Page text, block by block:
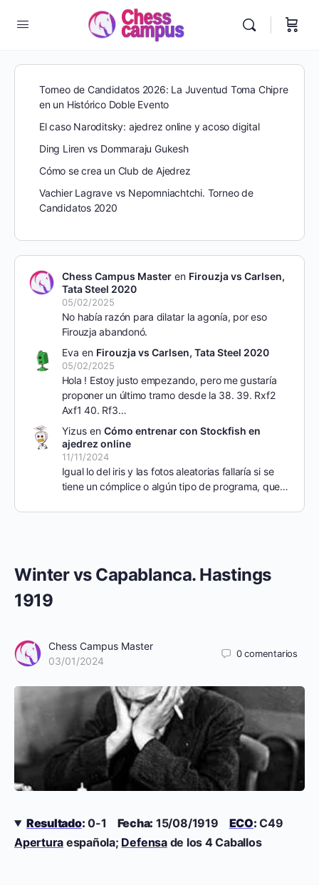
Winter vs Capablanca. Hastings
1919
Chess Campus Master
03/01/2024
0comentarios
Resultado: 0-1 Fecha: 15/08/1919 ECO: C49
Apertura española; Defensade los 4 Caballos
Torneo de Candidatos 2026: La Juventud Toma Chipre
en un Histórico Doble Evento
El caso Naroditsky: ajedrez online y acoso digital
Ding Liren vs Dommaraju Gukesh
Cómo se crea un Club de Ajedrez
Vachier Lagrave vs Nepomniachtchi. Torneo de
Candidatos 2020
Chess Campus Masteren Firouzja vs Carlsen,
Tata Steel 2020
05/02/2025
No había razón para dilatar la agonía, por eso
Firouzja abandonó.
Eva en Firouzja vs Carlsen, Tata Steel 2020
05/02/2025
Hola ! Estoy justo empezando, pero me gustaría
proponer un último tramo desde la 38. 39. Rxf2
Axf1 40. Rf3…
Yizusen Cómo entrenar con Stockfish en
ajedrez online
11/11/2024
Igual lo del iris y las fotos aleatorias fallaría si se
tiene un cómplice o algún tipo de programa, que…